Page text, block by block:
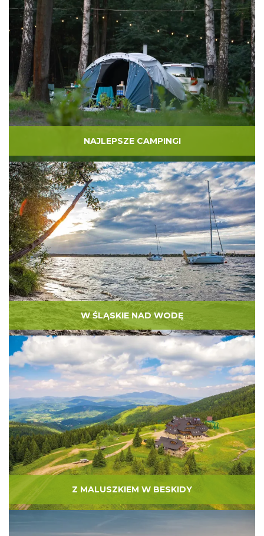
NAJLEPSZE CAMPINGI
W ŚLĄSKIE NAD WODĘ
Z MALUSZKIEM W BESKIDY